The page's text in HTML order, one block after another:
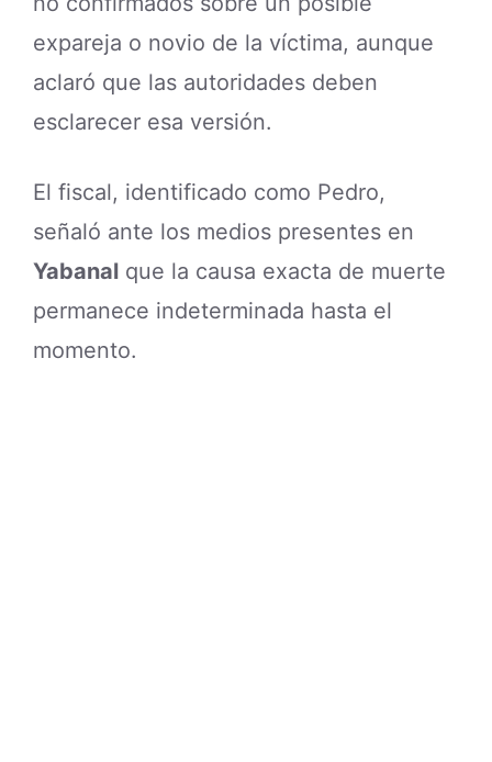
expareja o novio de la víctima, aunque
aclaró que las autoridades deben
esclarecer esa versión.
El fiscal, identificado como Pedro,
señaló ante los medios presentes en
Yabanal que la causa exacta de muerte
permanece indeterminada hasta el
momento.